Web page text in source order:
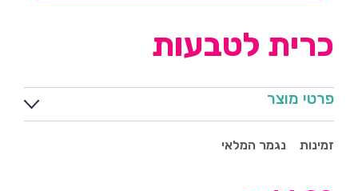
כרית לטבעות
פרטי מוצר
זמינות נגמר המלאי